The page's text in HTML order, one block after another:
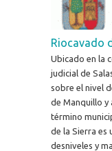
Riocavado
Ubicado en la
judicial de
sobre el nivel
de Manquillo y
término
de la Sierra es
desniveles y